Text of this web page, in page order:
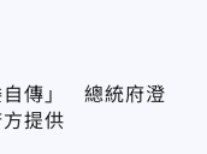
自傳」 總統府澄
提供